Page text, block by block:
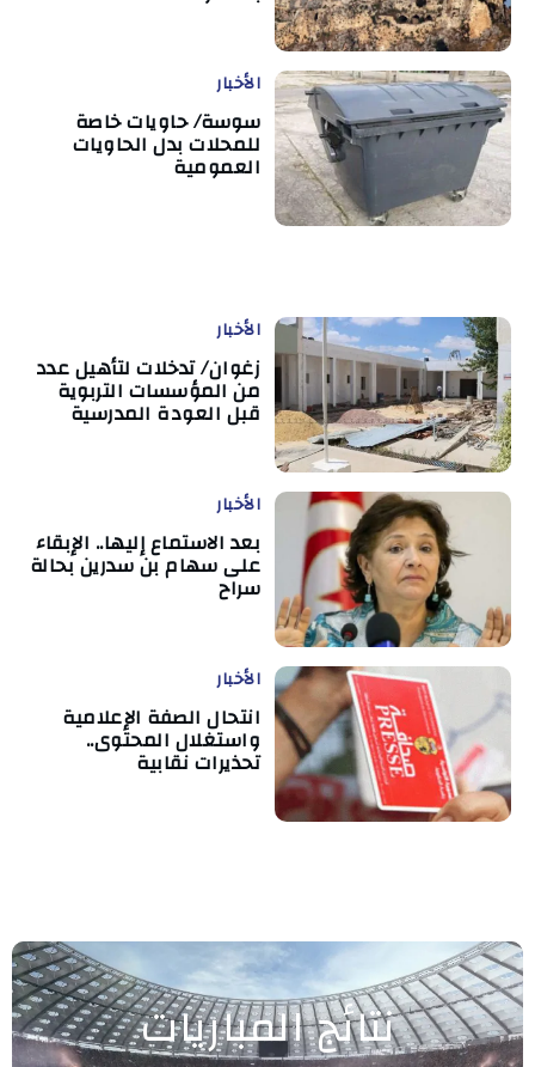
الأخبار
سوسة/ حاويات خاصة
للمحلات بدل الحاويات
العمومية
الأخبار
زغوان/ تدخلات لتأهيل عدد
من المؤسسات التربوية
قبل العودة المدرسية
الأخبار
بعد الاستماع إليها.. الإبقاء
على سهام بن سدرين بحالة
سراح
الأخبار
انتحال الصفة الإعلامية
واستغلال المحتوى..
تحذيرات نقابية
نتائج المباريات